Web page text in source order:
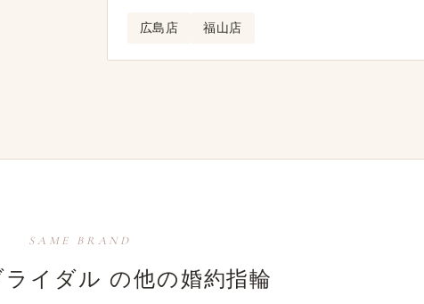
広島店 福山店
SAME BRAND
ライダル の​他の​婚約指輪